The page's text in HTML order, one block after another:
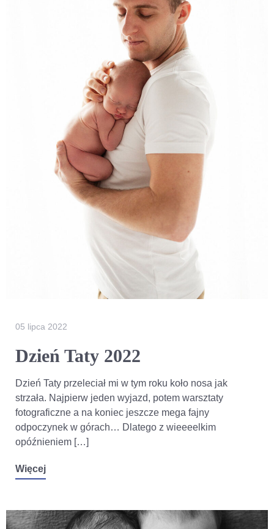
05 lipca 2022
Dzień Taty 2022
Dzień Taty przeleciał mi w tym roku koło nosa jak
strzała. Najpierw jeden wyjazd, potem warsztaty
fotograficzne a na koniec jeszcze mega fajny
odpoczynek w górach… Dlatego z wieeeelkim
opóźnieniem […]
Więcej